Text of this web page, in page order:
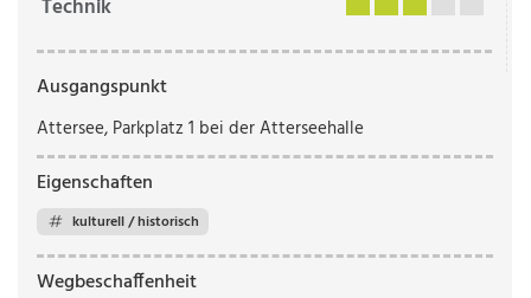
Technik
Ausgangspunkt
Attersee, Parkplatz 1 bei der Atterseehalle
Eigenschaften
kulturell / historisch
Wegbeschaffenheit